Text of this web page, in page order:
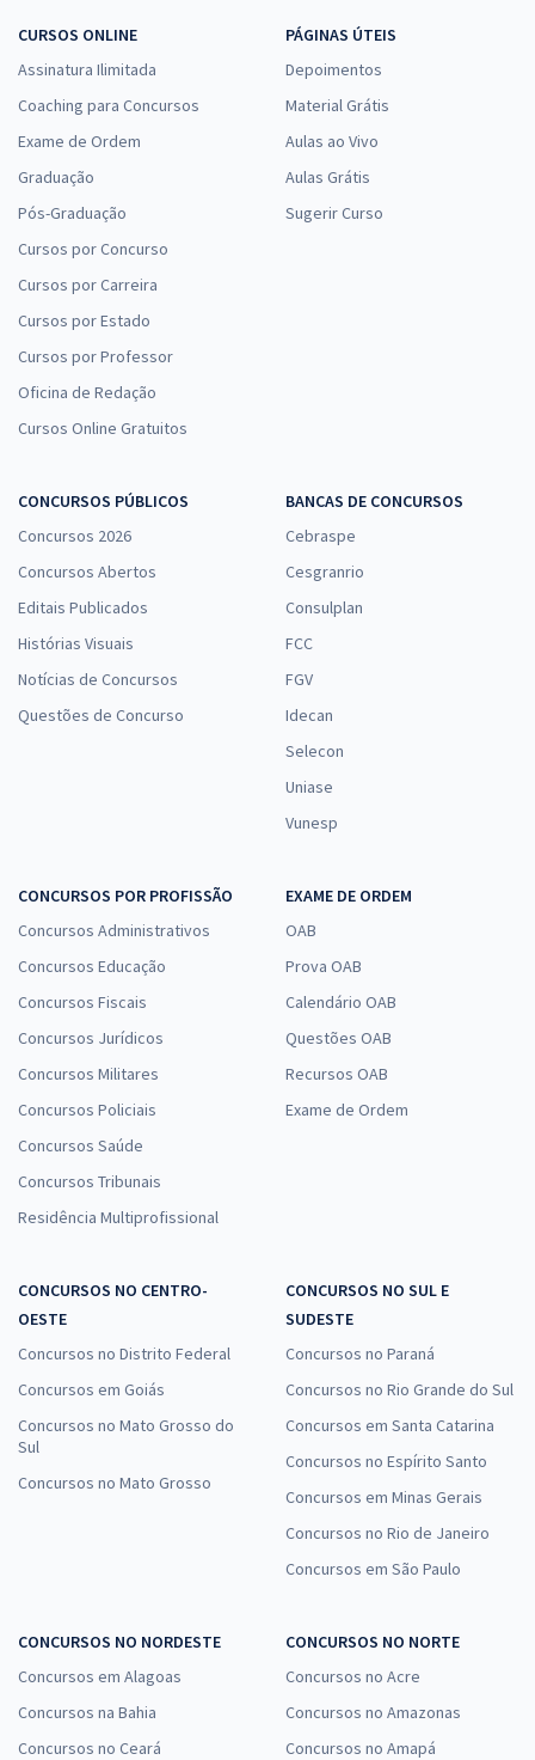
CURSOS ONLINE
Assinatura Ilimitada
Coaching para Concursos
Exame de Ordem
Graduação
Pós-Graduação
Cursos por Concurso
Cursos por Carreira
Cursos por Estado
Cursos por Professor
Oficina de Redação
Cursos Online Gratuitos
PÁGINAS ÚTEIS
Depoimentos
Material Grátis
Aulas ao Vivo
Aulas Grátis
Sugerir Curso
CONCURSOS PÚBLICOS
Concursos 2026
Concursos Abertos
Editais Publicados
Histórias Visuais
Notícias de Concursos
Questões de Concurso
BANCAS DE CONCURSOS
Cebraspe
Cesgranrio
Consulplan
FCC
FGV
Idecan
Selecon
Uniase
Vunesp
CONCURSOS POR PROFISSÃO
Concursos Administrativos
Concursos Educação
Concursos Fiscais
Concursos Jurídicos
Concursos Militares
Concursos Policiais
Concursos Saúde
Concursos Tribunais
Residência Multiprofissional
EXAME DE ORDEM
OAB
Prova OAB
Calendário OAB
Questões OAB
Recursos OAB
Exame de Ordem
CONCURSOS NO CENTRO-
OESTE
Concursos no Distrito Federal
Concursos em Goiás
Concursos no Mato Grosso do
Sul
Concursos no Mato Grosso
CONCURSOS NO SUL E
SUDESTE
Concursos no Paraná
Concursos no Rio Grande do Sul
Concursos em Santa Catarina
Concursos no Espírito Santo
Concursos em Minas Gerais
Concursos no Rio de Janeiro
Concursos em São Paulo
CONCURSOS NO NORDESTE
Concursos em Alagoas
Concursos na Bahia
Concursos no Ceará
CONCURSOS NO NORTE
Concursos no Acre
Concursos no Amazonas
Concursos no Amapá